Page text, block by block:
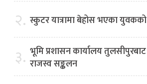
२. स्कुटर यात्रामा बेहोस भएका
३. भूमि प्रशासन कार्यालय
राजस्व सङ्कलन